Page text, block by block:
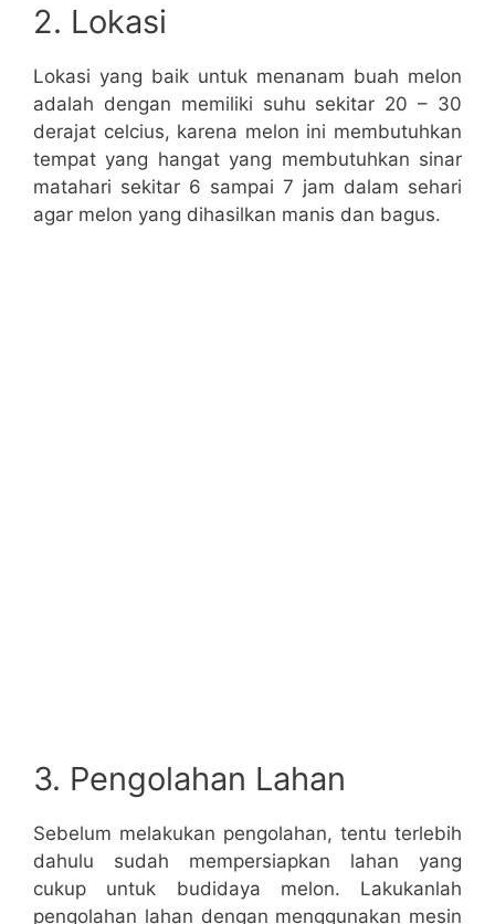
2. Lokasi
Lokasi yang baik untuk menanam buah melon
adalah dengan memiliki suhu sekitar 20 – 30
derajat celcius, karena melon ini membutuhkan
tempat yang hangat yang membutuhkan sinar
matahari sekitar 6 sampai 7 jam dalam sehari
agar melon yang dihasilkan manis dan bagus.
3. Pengolahan Lahan
Sebelum melakukan pengolahan, tentu terlebih
dahulu sudah mempersiapkan lahan yang
cukup untuk budidaya melon. Lakukanlah
pengolahan lahan dengan menggunakan mesin